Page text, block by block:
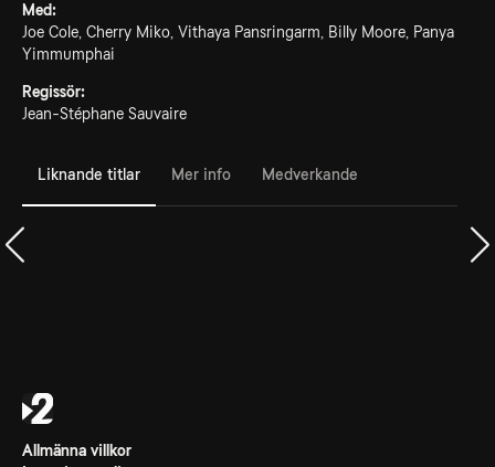
Med:
Joe Cole, Cherry Miko, Vithaya Pansringarm, Billy Moore, Panya
Yimmumphai
Regissör:
Jean-Stéphane Sauvaire
Liknande titlar Mer info Medverkande
Allmänna villkor